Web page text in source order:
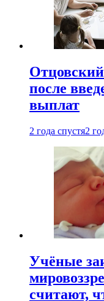
после
выплат
2 года спустя2
Учёные
считают,